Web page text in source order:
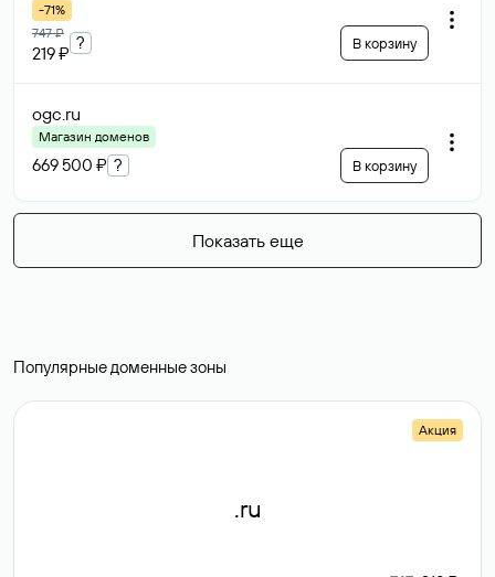
-71%
747 ₽
219 ₽
? В корзину
ogc.ru
Магазин доменов
669 500 ₽ ? В корзину
Показать еще
Популярные доменные зоны
Акция
.ru